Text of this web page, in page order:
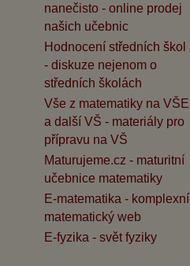
nanečisto - online prodej
našich učebnic
Hodnocení středních škol
- diskuze nejenom o
středních školách
Vše z matematiky na VŠE
a další VŠ - materiály pro
přípravu na VŠ
Maturujeme.cz - maturitní
učebnice matematiky
E-matematika - komplexní
matematický web
E-fyzika - svět fyziky